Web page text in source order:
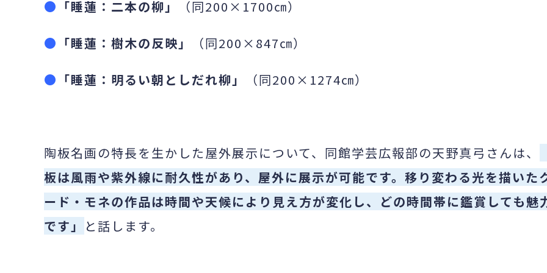
● 「睡蓮：二本の柳」 （同200×1700㎝）
● 「睡蓮：樹木の反映」 （同200×847㎝）
● 「睡蓮：明るい朝としだれ柳」 （同200×1274㎝）
陶板名画の特長を生かした屋外展示について、同館学芸広報部の天野真弓さんは、
板は風雨や紫外線に耐久性があり、屋外に展示が可能です。移り変わる光を描いた
ード・モネの作品は時間や天候により見え方が変化し、どの時間帯に鑑賞しても魅
です」
と話します。